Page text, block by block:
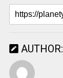
AUTHOR: